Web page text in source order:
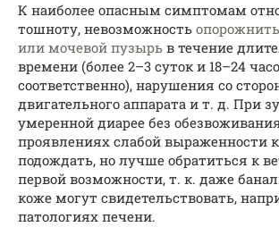
К наиболее опасным симптомам
тошноту, невозможность
или мочевой пузырь в течение
времени (более 2–3 суток и 18–24
соответственно), нарушения со
двигательного аппарата и т. д. При
умеренной диарее без
проявлениях слабой выраженности
подождать, но лучше обратиться к
первой возможности, т. к. даже
коже могут свидетельствовать,
патологиях печени.